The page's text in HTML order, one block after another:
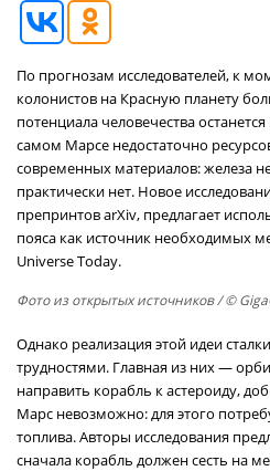
По прогнозам исследователей, к
колонистов на Красную планету
потенциала человечества
самом Марсе недостаточно
современных материалов: железа
практически нет. Новое
препринтов arXiv, предлагает
пояса как источник необходимых
Universe Today.
Фото из открытых источников/ ©
Однако реализация этой идеи
трудностями. Главная из них —
направить корабль к астероиду,
Марс невозможно: для этого
топлива. Авторы исследования
сначала корабль должен сесть на